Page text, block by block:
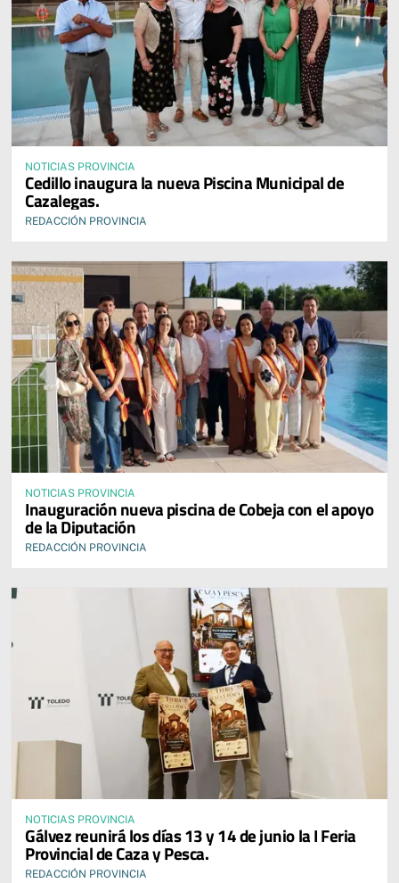
NOTICIAS PROVINCIA
Cedillo inaugura la nueva Piscina Municipal de
Cazalegas.
REDACCIÓN PROVINCIA
NOTICIAS PROVINCIA
Inauguración nueva piscina de Cobeja con el apoyo
de la Diputación
REDACCIÓN PROVINCIA
NOTICIAS PROVINCIA
Gálvez reunirá los días 13 y 14 de junio la I Feria
Provincial de Caza y Pesca.
REDACCIÓN PROVINCIA